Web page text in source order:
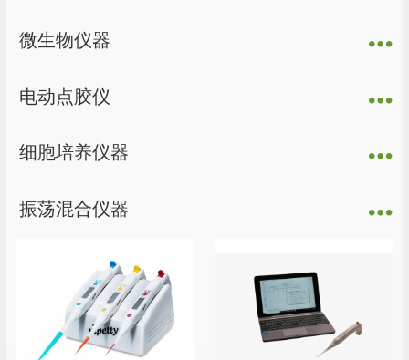
微生物仪器
电动点胶仪
细胞培养仪器
振荡混合仪器